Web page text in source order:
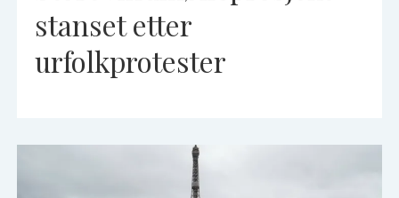
stanset etter
urfolkprotester